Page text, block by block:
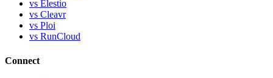
vs Elestio
vs Cleavr
vs Ploi
vs RunCloud
Connect